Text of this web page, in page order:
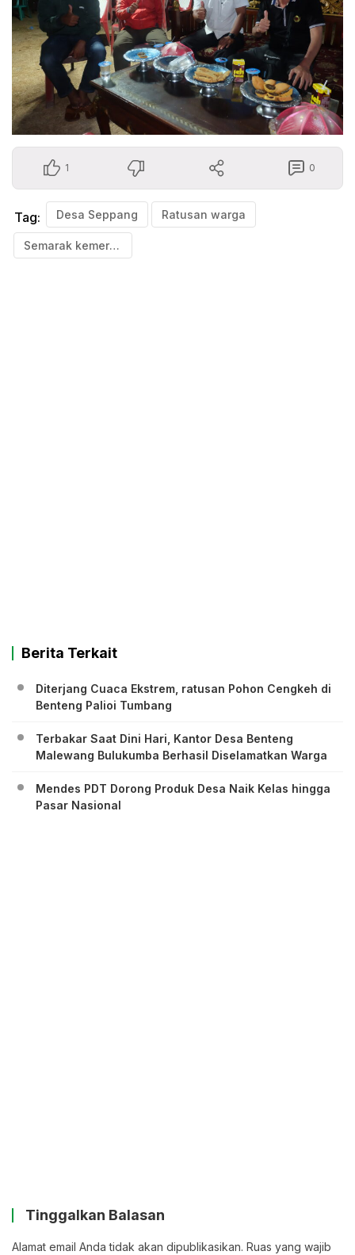
1 0
Tag: Desa Seppang Ratusan warga
Semarak kemerdekaan
Berita Terkait
Diterjang Cuaca Ekstrem, ratusan Pohon Cengkeh di
Benteng Palioi Tumbang
Terbakar Saat Dini Hari, Kantor Desa Benteng
Malewang Bulukumba Berhasil Diselamatkan Warga
Mendes PDT Dorong Produk Desa Naik Kelas hingga
Pasar Nasional
Tinggalkan Balasan
Alamat email Anda tidak akan dipublikasikan. Ruas yang wajib